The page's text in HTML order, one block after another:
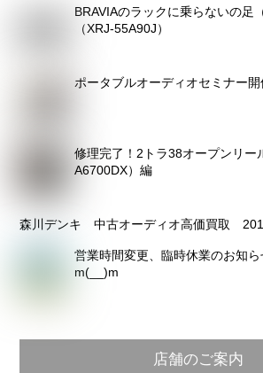
BRAVIAのラックに乗らないの足
（XRJ-55A90J）
ポータブルオーディオセミナー開
修理完了！2トラ38オープンリ
A6700DX）編
森川デンキ 中古オーディオ高価買取
営業時間変更、臨時休業のお知ら
m(__)m
店舗のご案内